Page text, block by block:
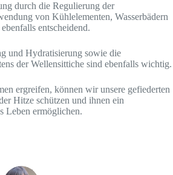
durch die Regulierung der
von Kühlelementen, Wasserbädern
entscheidend.
und Hydratisierung sowie die
der Wellensittiche sind ebenfalls wichtig.
ergreifen, können wir unsere gefiederten
Hitze schützen und ihnen ein
Leben ermöglichen.